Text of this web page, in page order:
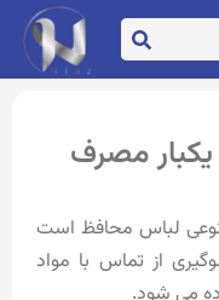
مصرف
لباس محافظ است
از تماس با مواد